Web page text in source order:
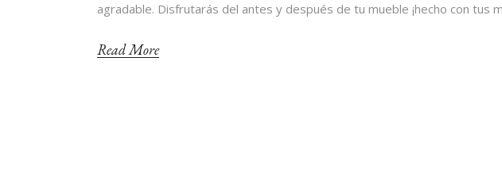
agradable. Disfrutarás del antes y después de tu mueble ¡hecho con tus
Read More